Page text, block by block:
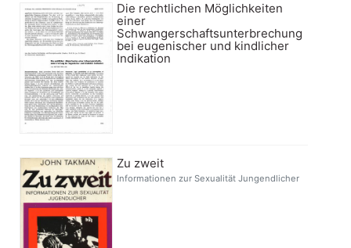
Die rechtlichen Möglichkeiten
einer
Schwangerschaftsunterbrechung
bei eugenischer und kindlicher
Indikation
Zu zweit
Informationen zur Sexualität Jungendlicher